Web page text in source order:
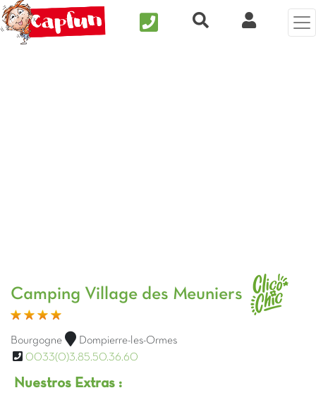
Nous contacterRecherche rapide
Mi
Camping Village des Meuniers
Bourgogne
Dompierre-les-Ormes
0033(0)3.85.50.36.60
Nuestros Extras :